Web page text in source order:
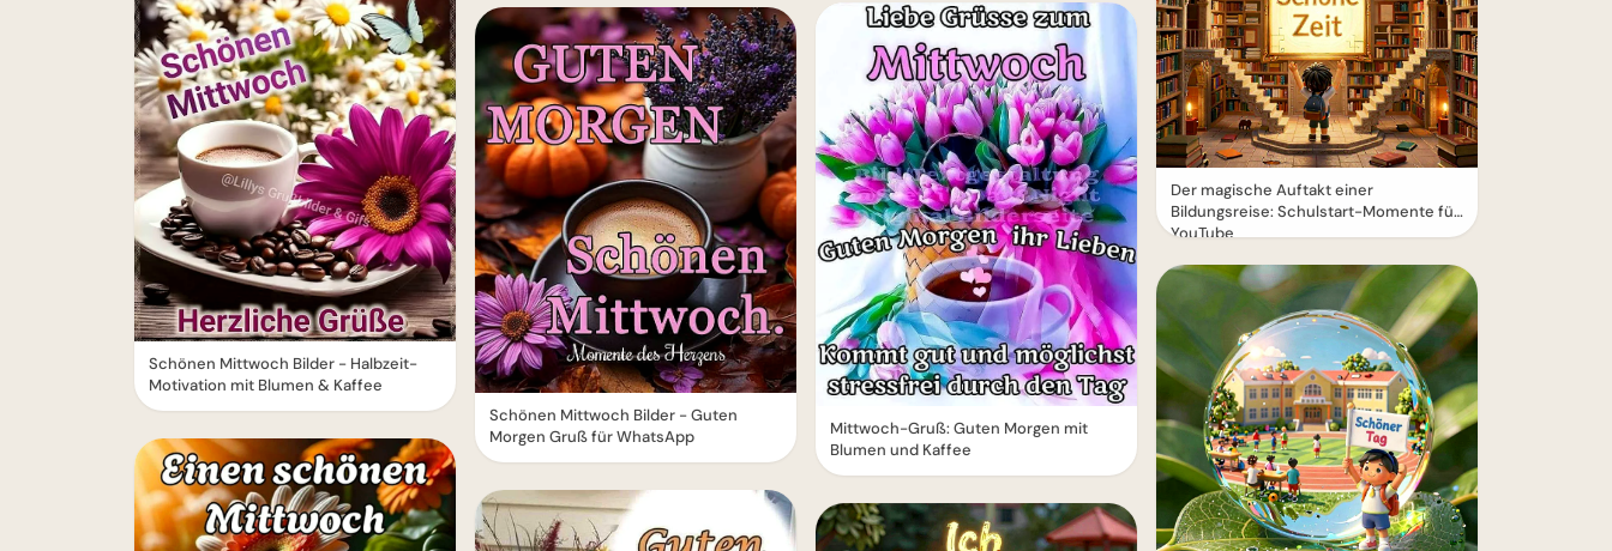
Schönen Mittwoch Bilder - Halbzeit-
Motivation mit Blumen & Kaffee
Schönen Mittwoch Bilder - Guten
Morgen Gruß für WhatsApp
Mittwoch-Gruß: Guten Morgen mit
Blumen und Kaffee
Der magische Auftakt einer
Bildungsreise: Schulstart-Momente für
YouTube